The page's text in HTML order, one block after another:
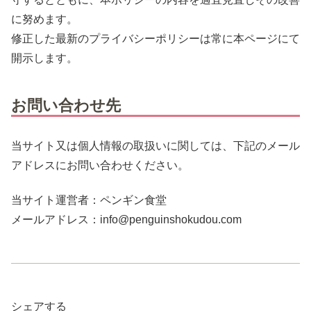
に努めます。
修正した最新のプライバシーポリシーは常に本ページにて
開示します。
お問い合わせ先
当サイト又は個人情報の取扱いに関しては、下記のメール
アドレスにお問い合わせください。
当サイト運営者：ペンギン食堂
メールアドレス：info@penguinshokudou.com
シェアする